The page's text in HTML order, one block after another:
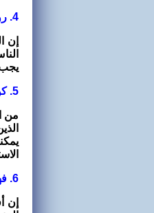
4. رواية القصص
إن
5. كوني لطيفة
من
6. فهم احتياجات الشخص
إن